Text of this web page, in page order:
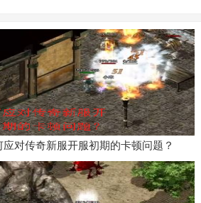
应对传奇新服开服初期的卡顿问题？